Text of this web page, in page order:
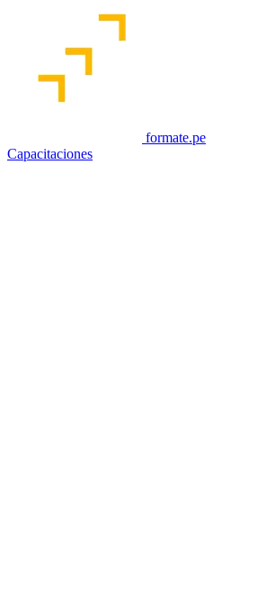
formate.pe
Capacitaciones